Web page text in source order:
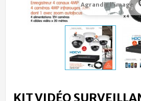
Agrandir l'image
KIT VIDÉO